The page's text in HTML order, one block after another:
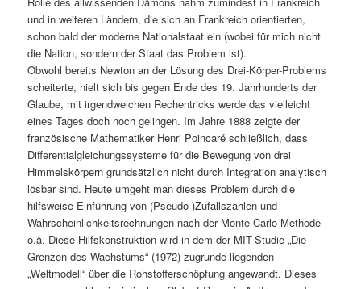
und in weiteren Ländern, die sich an Frankreich orientierten,
schon bald der moderne Nationalstaat ein (wobei für mich nicht
die Nation, sondern der Staat das Problem ist).
Obwohl bereits Newton an der Lösung des Drei-Körper-Problems
scheiterte, hielt sich bis gegen Ende des 19. Jahrhunderts der
Glaube, mit irgendwelchen Rechentricks werde das vielleicht
eines Tages doch noch gelingen. Im Jahre 1888 zeigte der
französische Mathematiker Henri Poincaré schließlich, dass
Differentialgleichungssysteme für die Bewegung von drei
Himmelskörpern grundsätzlich nicht durch Integration analytisch
lösbar sind. Heute umgeht man dieses Problem durch die
hilfsweise Einführung von (Pseudo-)Zufallszahlen und
Wahrscheinlichkeitsrechnungen nach der Monte-Carlo-Methode
o.ä. Diese Hilfskonstruktion wird in dem der MIT-Studie „Die
Grenzen des Wachstums“ (1972) zugrunde liegenden
„Weltmodell“ über die Rohstofferschöpfung angewandt. Dieses